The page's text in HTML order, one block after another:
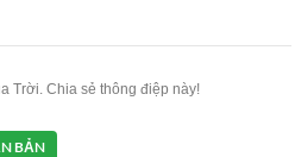
Trời. Chia sẻ thông điệp này!
BẢN